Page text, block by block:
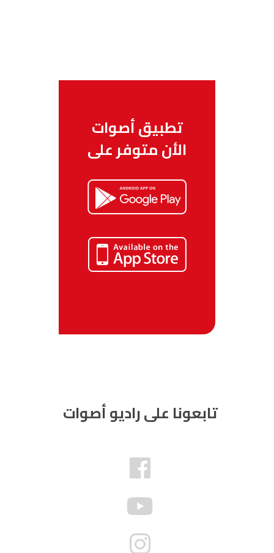
تطبيق أصوات
الأن متوفر على
تابعونا على راديو أصوات